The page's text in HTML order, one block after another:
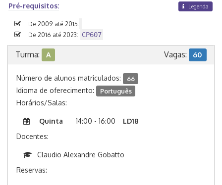
Pré-requisitos: Legenda
De 2009 até 2015:
De 2016 até 2023: CP607
Turma: A Vagas: 60
Número de alunos matriculados: 66
Idioma de oferecimento: Português
Horários/Salas:
Quinta 14:00 - 16:00
LD18
Docentes:
Claudio Alexandre Gobatto
Reservas: